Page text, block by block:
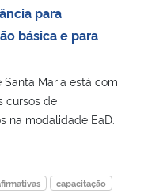
para
básica e para
Maria está com
cursos de
na modalidade EaD.
capacitação